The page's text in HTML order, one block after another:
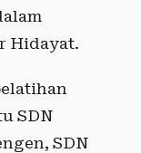
Hidayat.
SDN
SDN